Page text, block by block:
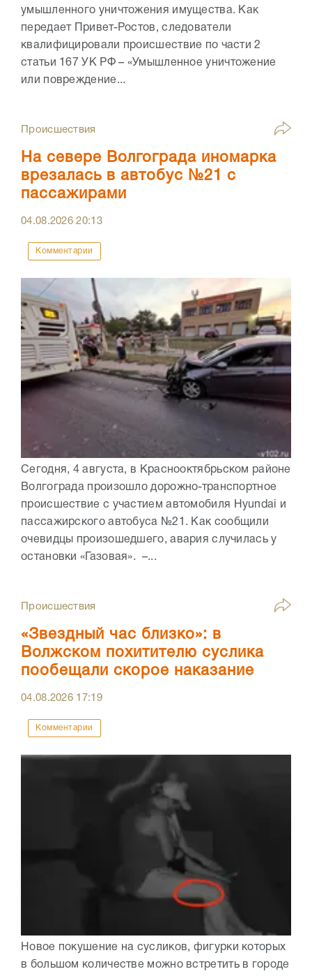
умышленного уничтожения имущества. Как
передает Привет-Ростов, следователи
квалифицировали происшествие по части 2
статьи 167 УК РФ – «Умышленное уничтожение
или повреждение...
Происшествия
На севере Волгограда иномарка
врезалась в автобус №21 с
пассажирами
04.08.202620:13
Комментарии
Сегодня, 4 августа, в Краснооктябрьском районе
Волгограда произошло дорожно-транспортное
происшествие с участием автомобиля Hyundai и
пассажирского автобуса №21. Как сообщили
очевидцы произошедшего, авария случилась у
остановки «Газовая». –...
Происшествия
«Звездный час близко»: в
Волжском похитителю суслика
пообещали скорое наказание
04.08.2026 17:19
Комментарии
Новое покушение на сусликов, фигурки которых
в большом количестве можно встретить в городе